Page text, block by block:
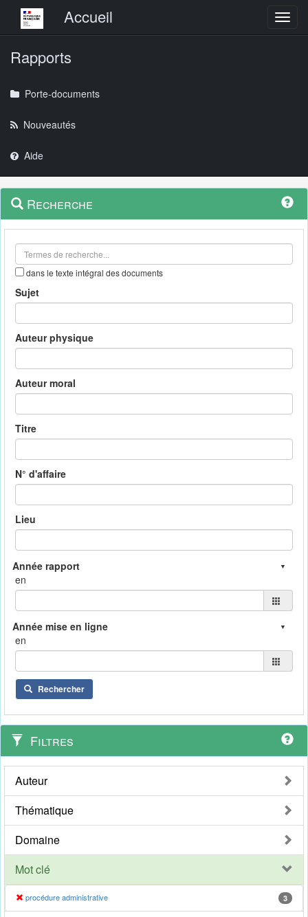
Menu principalAccueil
Rapports
Porte-documents
Nouveautés
Aide
Navigation
outils
Menu
contextuel
Recherche
dans le texte intégral des documents
Sujet
Auteur physique
Auteur moral
Titre
N° d'affaire
Lieu
en
en
Rechercher
Filtres
Auteur
Thématique
Domaine
Mot clé
procédure administrative 3